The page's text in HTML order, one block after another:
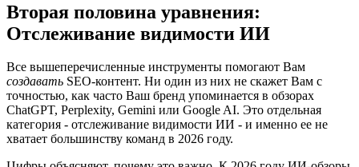
Вторая половина уравнения:
Отслеживание видимости ИИ
Все вышеперечисленные инструменты помогают Вам
создавать SEO-контент. Ни один из них не скажет Вам с
точностью, как часто Ваш бренд упоминается в обзорах
ChatGPT, Perplexity, Gemini или Google AI. Это отдельная
категория - отслеживание видимости ИИ - и именно ее не
хватает большинству команд в 2026 году.